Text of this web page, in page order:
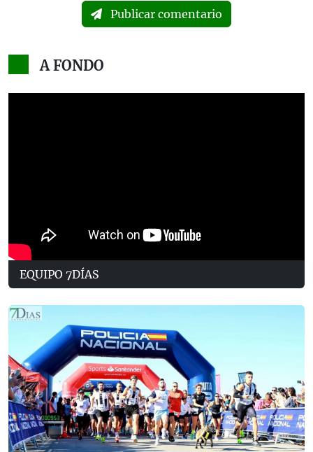
Publicar comentario
A FONDO
EQUIPO 7DÍAS